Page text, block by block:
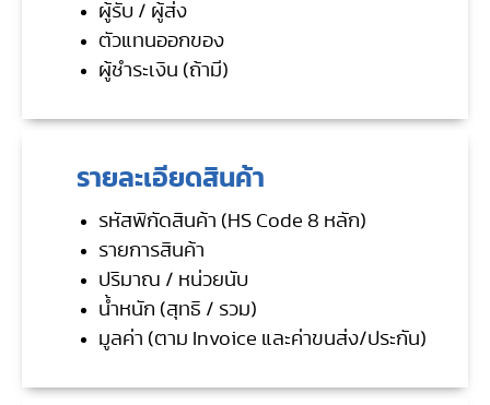
ผู้รับ / ผู้ส่ง
ตัวแทนออกของ
ผู้ชำระเงิน (ถ้ามี)
รายละเอียดสินค้า
รหัสพิกัดสินค้า (HS Code 8 หลัก)
รายการสินค้า
ปริมาณ / หน่วยนับ
น้ำหนัก (สุทธิ / รวม)
มูลค่า (ตาม Invoice และค่าขนส่ง/ประกัน)